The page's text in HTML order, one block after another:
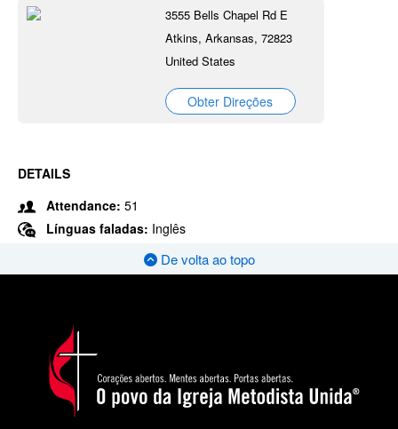
3555 Bells Chapel Rd E
Atkins, Arkansas, 72823
United States
Obter Direções
DETAILS
Attendance: 51
Línguas faladas: Inglês
De volta ao topo